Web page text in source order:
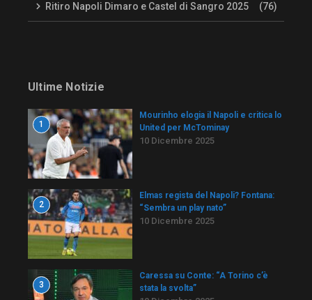
Ritiro Napoli Dimaro e Castel di Sangro 2025 (76)
Ultime Notizie
1
Mourinho elogia il Napoli e critica lo
United per McTominay
10 Dicembre 2025
2
Elmas regista del Napoli? Fontana:
“Sembra un play nato”
10 Dicembre 2025
3
Caressa su Conte: “A Torino c’è
stata la svolta”